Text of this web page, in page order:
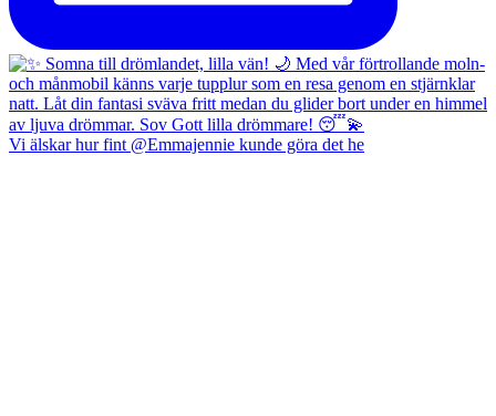
Vi älskar hur fint @Emmajennie kunde göra det he